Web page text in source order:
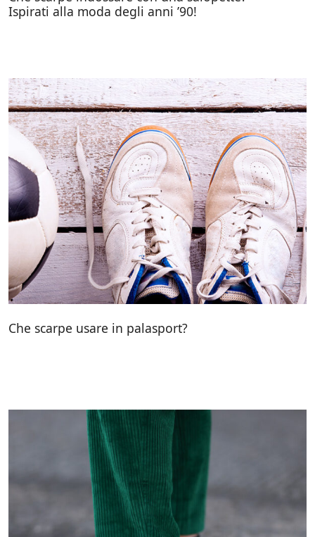
Ispirati alla moda degli anni ’90!
Che scarpe usare in palasport?